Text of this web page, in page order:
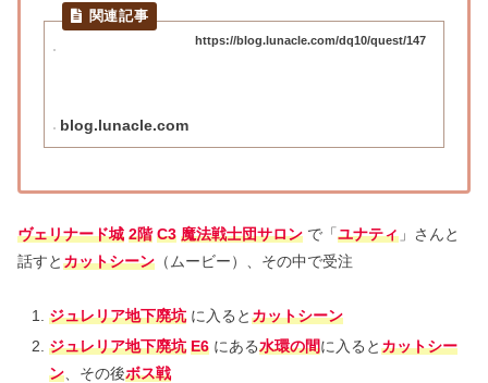
https://blog.lunacle.com/dq10/quest/147
blog.lunacle.com
ヴェリナード城 2階 C3 魔法戦士団サロン で「ユナティ 」さんと
話すとカットシーン （ムービー）、その中で受注
ジュレリア地下廃坑に入るとカットシーン
ジュレリア地下廃坑 E6にある水環の間に入るとカットシー
ン、その後ボス戦